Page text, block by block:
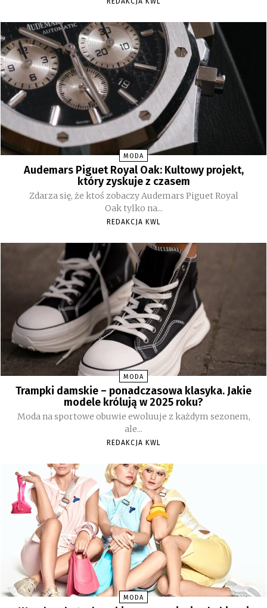
MODA
Audemars Piguet Royal Oak: Kultowy projekt,
który zyskuje z czasem
Zdarza się, że ktoś zobaczy Audemars Piguet Royal
Oak tylko na...
REDAKCJA KWL
MODA
Trampki damskie – ponadczasowa klasyka. Jakie
modele królują w 2025 roku?
Moda na sportowe obuwie ewoluuje z każdym sezonem,
ale...
REDAKCJA KWL
MODA